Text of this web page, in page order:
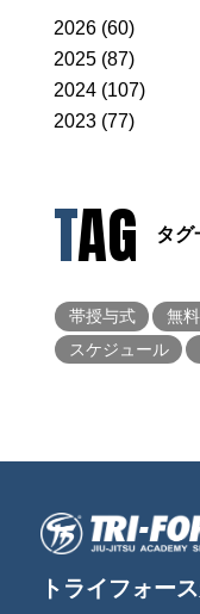
2026 (60)
2025 (87)
2024 (107)
2023 (77)
TAG タグ
帯授与式 無
スケジュール
トライフォー